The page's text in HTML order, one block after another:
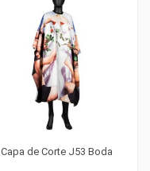
Capa de Corte J53 Boda